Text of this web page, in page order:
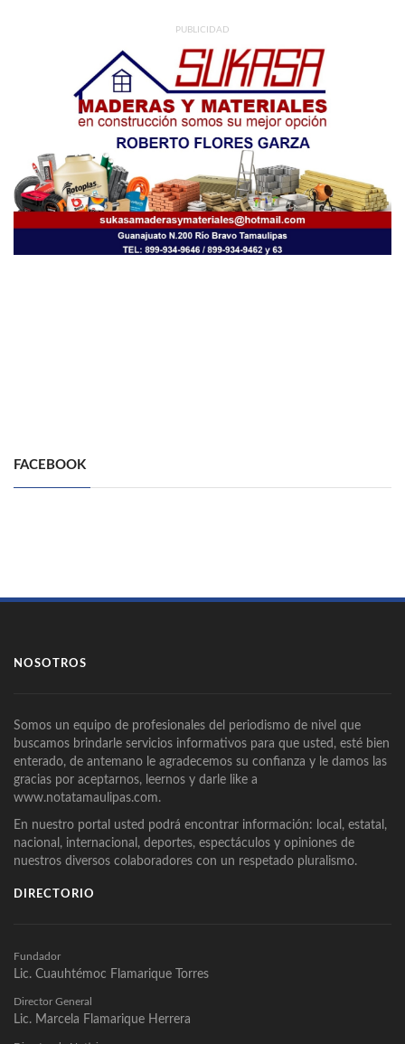
PUBLICIDAD
FACEBOOK
NOSOTROS
Somos un equipo de profesionales del periodismo de nivel que
buscamos brindarle servicios informativos para que usted, esté bien
enterado, de antemano le agradecemos su confianza y le damos las
gracias por aceptarnos, leernos y darle like a
www.notatamaulipas.com.
En nuestro portal usted podrá encontrar información: local, estatal,
nacional, internacional, deportes, espectáculos y opiniones de
nuestros diversos colaboradores con un respetado pluralismo.
DIRECTORIO
Fundador
Lic. Cuauhtémoc Flamarique Torres
Director General
Lic. Marcela Flamarique Herrera